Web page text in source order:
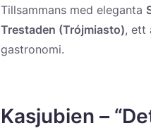
Tillsammans med eleganta
Trestaden (Trójmiasto), ett
gastronomi.
Kasjubien –